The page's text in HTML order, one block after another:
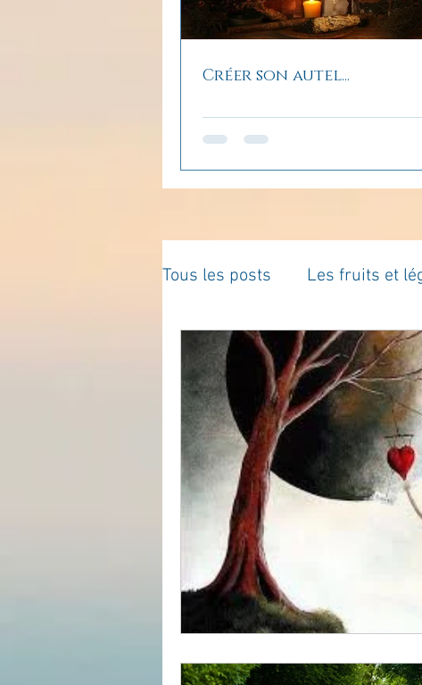
Créer son autel...
Tous les posts Les fruits et
La parentalité De vous à
Enseignements
Divers estime de soi
Les lois universelles